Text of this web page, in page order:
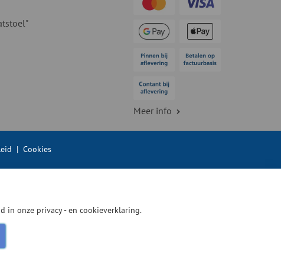
Meer info
| Cookies
in onze privacy - en cookieverklaring.